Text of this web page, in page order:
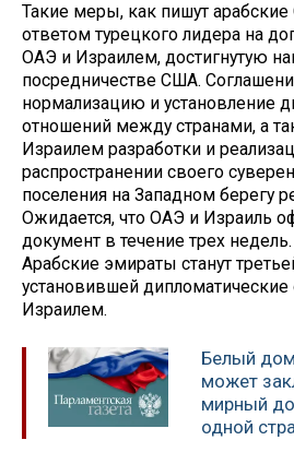
Такие меры, как пишут арабские
ответом турецкого лидера на
ОАЭ и Израилем, достигнутую
посредничестве США.
нормализацию и установление
отношений между странами, а
Израилем разработки и
распространении своего
поселения на Западном берегу
Ожидается, что ОАЭ и Израиль
документ в течение трех
Арабские эмираты станут
установившей дипломатические
Израилем.
Белый
может
мирный
одной